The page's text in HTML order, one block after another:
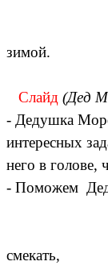
зимой.
Слайд (Дед
- Дедушка
интересных
него в голове,
- Поможем
смекать,